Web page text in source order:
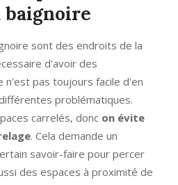
baignoire
sont des endroits de la
d'avoir des
n'est pas toujours facile d'en
problématiques.
carrelés, donc on évite
. Cela demande un
savoir-faire pour percer
des espaces à proximité de